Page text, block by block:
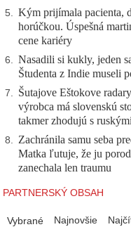
5. Kým prijímala pacienta,
horúčkou. Úspešná
cene kariéry
6. Nasadili si kukly, jeden
Študenta z Indie museli
7. Šutajove Eštokove
výrobca má slovenskú
takmer zhodujú s ruskými
8. Zachránila samu seba
Matka ľutuje, že ju
zanechala len traumu
PARTNERSKÝ OBSAH
Vybrané Najnovšie